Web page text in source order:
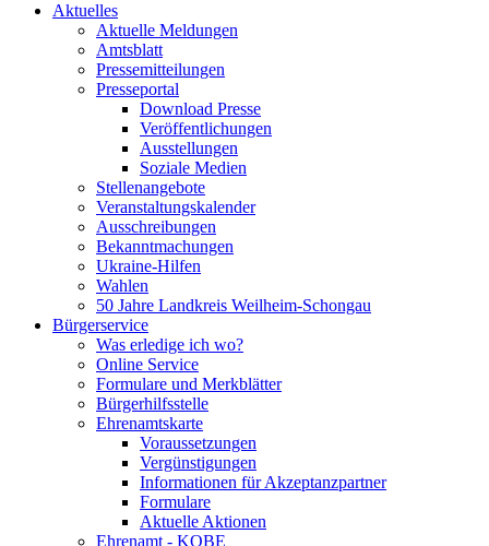
Aktuelles
Aktuelle Meldungen
Amtsblatt
Pressemitteilungen
Presseportal
Download Presse
Veröffentlichungen
Ausstellungen
Soziale Medien
Stellenangebote
Veranstaltungskalender
Ausschreibungen
Bekanntmachungen
Ukraine-Hilfen
Wahlen
50 Jahre Landkreis Weilheim-Schongau
Bürgerservice
Was erledige ich wo?
Online Service
Formulare und Merkblätter
Bürgerhilfsstelle
Ehrenamtskarte
Voraussetzungen
Vergünstigungen
Informationen für Akzeptanzpartner
Formulare
Aktuelle Aktionen
Ehrenamt - KOBE